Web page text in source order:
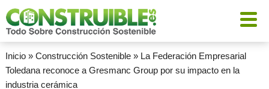
Inicio» Construcción Sostenible» La Federación Empresarial
Toledana reconoce a Gresmanc Group por su impacto en la
industria cerámica